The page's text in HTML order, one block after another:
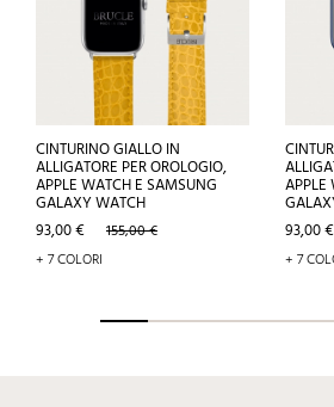
CINTURINO GIALLO IN
ALLIGATORE PER OROLOGIO,
APPLE WATCH E SAMSUNG
GALAXY WATCH
Prezzo
93,00 € Prezzo
base
155,00 €
+ 7 COLORI
APPLE
Prezzo
93,00 €
+ 7